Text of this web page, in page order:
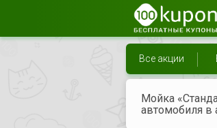
Все акции
Мойка
автомобиля в